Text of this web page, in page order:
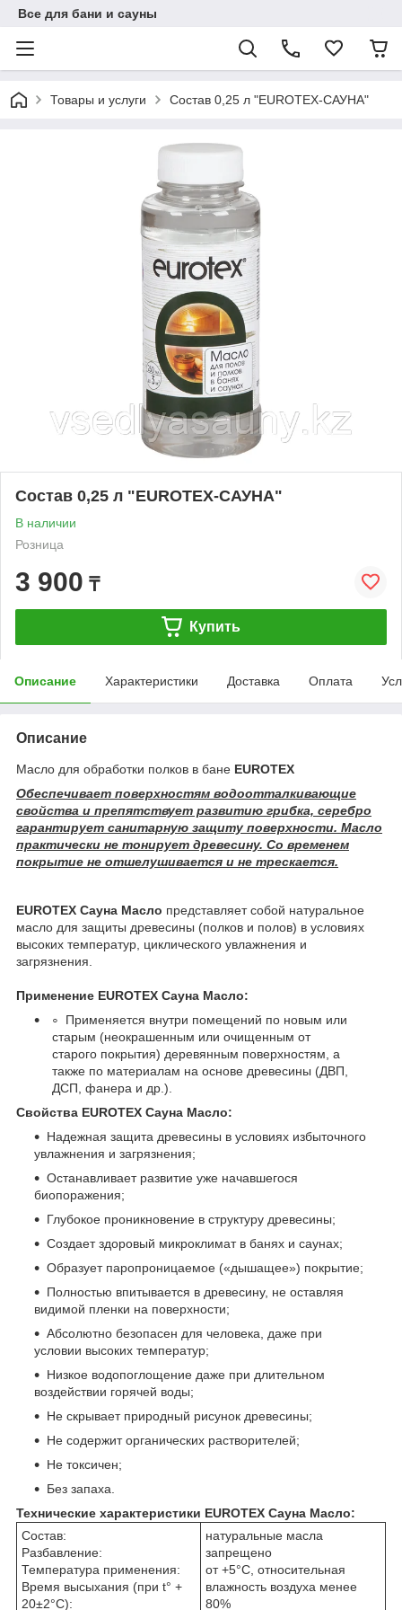
Все для бани и сауны
Товары и услуги Состав 0,25 л "EUROTEX-САУНА"
Состав 0,25 л "EUROTEX-САУНА"
В наличии
Розница
3 900 ₸
Купить
Описание Характеристики Доставка Оплата
Описание
Масло для обработки полков в бане EUROTEX
Обеспечивает поверхностям водоотталкивающие
свойства и препятствует развитию грибка, серебро
гарантирует санитарную защиту поверхности. Масло
практически не тонирует древесину. Со временем
покрытие не отшелушивается и не трескается.
EUROTEX Сауна Масло представляет собой натуральное
масло для защиты древесины (полков и полов) в условиях
высоких температур, циклического увлажнения и
загрязнения.
Применение EUROTEX Сауна Масло:
Применяется внутри помещений по новым или
старым (неокрашенным или очищенным от
старого покрытия) деревянным поверхностям, а
также по материалам на основе древесины (ДВП,
ДСП, фанера и др.).
Свойства EUROTEX Сауна Масло:
Надежная защита древесины в условиях избыточного
увлажнения и загрязнения;
Останавливает развитие уже начавшегося
биопоражения;
Глубокое проникновение в структуру древесины;
Создает здоровый микроклимат в банях и саунах;
Образует паропроницаемое («дышащее») покрытие;
Полностью впитывается в древесину, не оставляя
видимой пленки на поверхности;
Абсолютно безопасен для человека, даже при
условии высоких температур;
Низкое водопоглощение даже при длительном
воздействии горячей воды;
Не скрывает природный рисунок древесины;
Не содержит органических растворителей;
Не токсичен;
Без запаха.
Технические характеристики EUROTEX Сауна Масло:
Состав:
Разбавление:
Температура применения:
Время высыхания (при t° +
20±2°С):
натуральные масла
запрещено
от +5°С, относительная
влажность воздуха менее
80%